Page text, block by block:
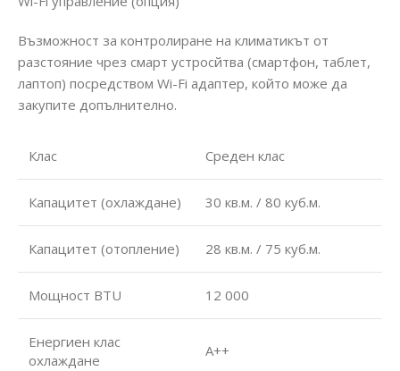
Възможност за контролиране на климатикът от
разстояние чрез смарт устросйтва (смартфон, таблет,
лаптоп) посредством Wi-Fi адаптер, който може да
закупите допълнително.
Клас Среден клас
Капацитет (охлаждане) 30 кв.м. / 80 куб.м.
Капацитет (отопление) 28 кв.м. / 75 куб.м.
Мощност BTU 12 000
Енергиен клас
охлаждане
А++